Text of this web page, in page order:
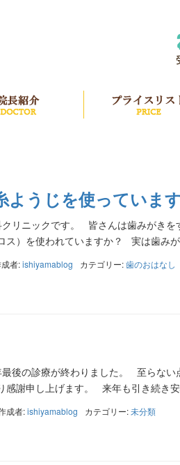
院長紹介
ようじを使っていま
リニックです。 皆さんは歯みがきを
ス）を使われていますか？ 実は歯み
者:ishiyamablog カテゴリー:歯のおはなし
後の診療が終わりました。 至らない
感謝申し上げます。 来年も引き続き
成者:ishiyamablog カテゴリー:未分類